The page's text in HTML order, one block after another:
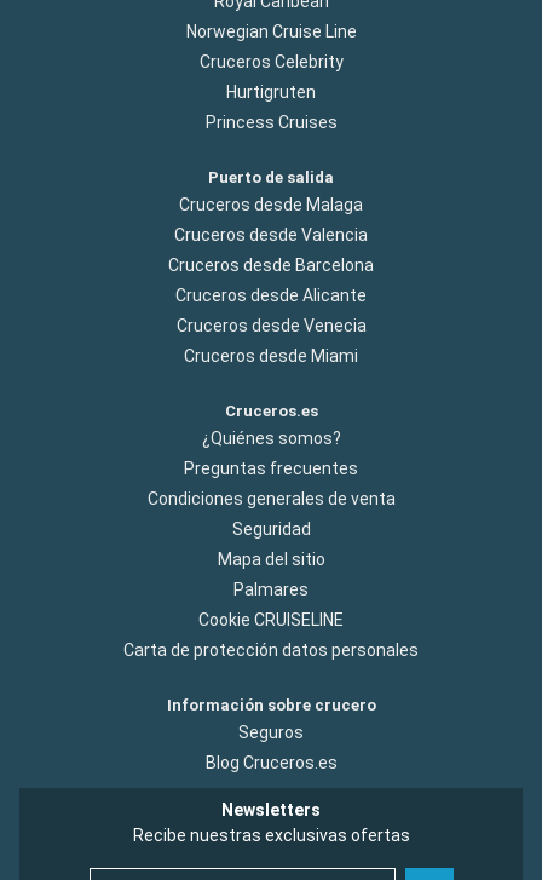
Norwegian Cruise Line
Cruceros Celebrity
Hurtigruten
Princess Cruises
Puerto de salida
Cruceros desde Malaga
Cruceros desde Valencia
Cruceros desde Barcelona
Cruceros desde Alicante
Cruceros desde Venecia
Cruceros desde Miami
Cruceros.es
¿Quiénes somos?
Preguntas frecuentes
Condiciones generales de venta
Seguridad
Mapa del sitio
Palmares
Cookie CRUISELINE
Carta de protección datos personales
Información sobre crucero
Seguros
Blog Cruceros.es
Newsletters
Recibe nuestras exclusivas ofertas